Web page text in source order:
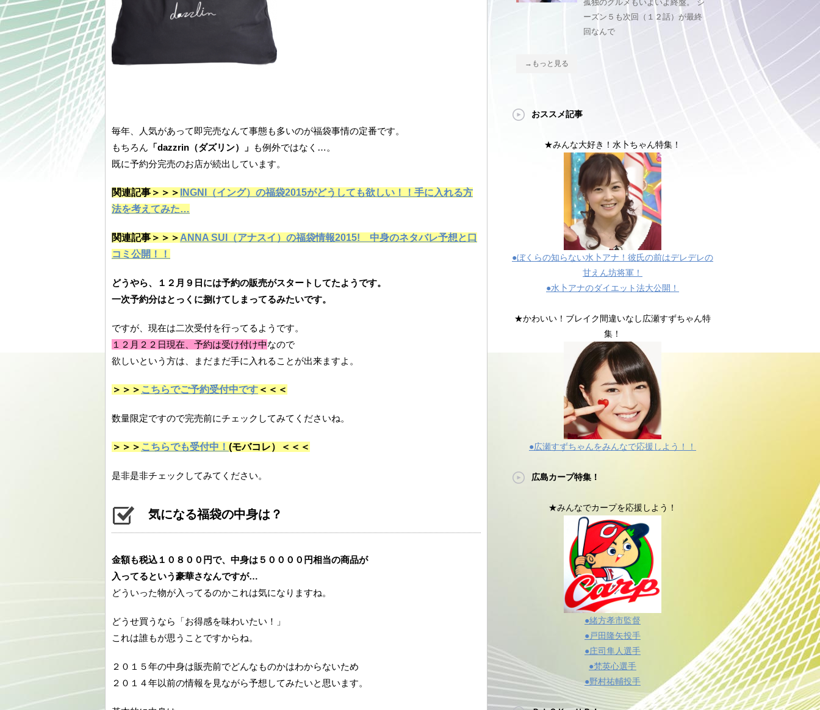
毎年、人気があって即完売なんて事態も多いのが福袋事情の定番です。
もちろん 「dazzrin（ダズリン）」 も例外ではなく…。
既に予約分完売のお店が続出しています。
関連記事＞＞＞ INGNI（イング）の福袋2015がどうしても欲しい！！手に入れる方
法を考えてみた…
関連記事＞＞＞ ANNA SUI（アナスイ）の福袋情報2015! 中身のネタバレ予想と口
コミ公開！！
どうやら、１２月９日には予約の販売がスタートしてたようです。
一次予約分はとっくに捌けてしまってるみたいです。
ですが、現在は二次受付を行ってるようです。
１２月２２日現在、予約は受け付け中なので
欲しいという方は、まだまだ手に入れることが出来ますよ。
＞＞＞ こちらでご予約受付中です ＜＜＜
数量限定ですので完売前にチェックしてみてくださいね。
＞＞＞ こちらでも受付中！ (モバコレ） ＜＜＜
是非是非チェックしてみてください。
気になる福袋の中身は？
金額も税込１０８００円で、中身は５００００円相当の商品が
入ってるという豪華さなんですが…
どういった物が入ってるのかこれは気になりますね。
どうせ買うなら「お得感を味わいたい！」
これは誰もが思うことですからね。
２０１５年の中身は販売前でどんなものかはわからないため
２０１４年以前の情報を見ながら予想してみたいと思います。
孤独のグルメもいよいよ終盤。 シ
ーズン５も次回（１２話）が最終
回なんで
→もっと見る
おススメ記事
★みんな大好き！水卜ちゃん特集！
●ぼくらの知らない水卜アナ！彼氏の前はデレデレの
甘えん坊将軍！
●水卜アナのダイエット法大公開！
★かわいい！ブレイク間違いなし広瀬すずちゃん特
集！
●広瀬すずちゃんをみんなで応援しよう！！
広島カープ特集！
★みんなでカープを応援しよう！
●緒方孝市監督
●戸田隆矢投手
●庄司隼人選手
●梵英心選手
●野村祐輔投手